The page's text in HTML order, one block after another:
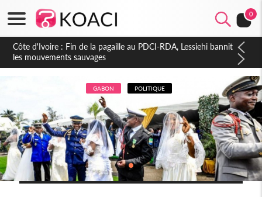
0
Côte d'Ivoire : Ouattara promet des sanctions contre les
déguerpissements illégaux
GABON POLITIQUE